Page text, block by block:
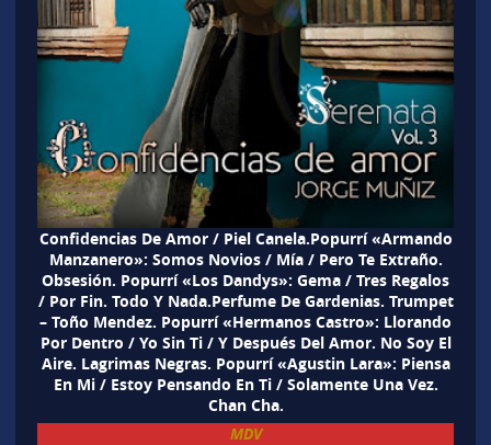
Confidencias De Amor / Piel Canela.Popurrí «Armando
Manzanero»: Somos Novios / Mía / Pero Te Extraño.
Obsesión. Popurrí «Los Dandys»: Gema / Tres Regalos
/ Por Fin. Todo Y Nada.Perfume De Gardenias. Trumpet
– Toño Mendez. Popurrí «Hermanos Castro»: Llorando
Por Dentro / Yo Sin Ti / Y Después Del Amor. No Soy El
Aire. Lagrimas Negras. Popurrí «Agustin Lara»: Piensa
En Mi / Estoy Pensando En Ti / Solamente Una Vez.
Chan Cha.
MDV